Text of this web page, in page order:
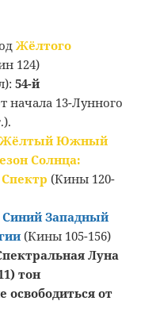
Жёлтого
124)
54-й
начала 13-Лунного
Жёлтый Южный
Солнца:
(Кины 120-
Синий Западный
(Кины 105-156)
Луна
тон
от